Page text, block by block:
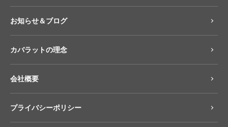
お知らせ＆ブログ
カバラットの理念
会社概要
プライバシーポリシー